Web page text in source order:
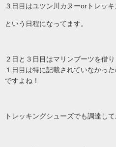
３日目はユツン川カヌーorトレッ
という日程になってます。
２日と３日目はマリンブーツを借
１日目は特に記載されていなかっ
ですよね！
トレッキングシューズでも調達し